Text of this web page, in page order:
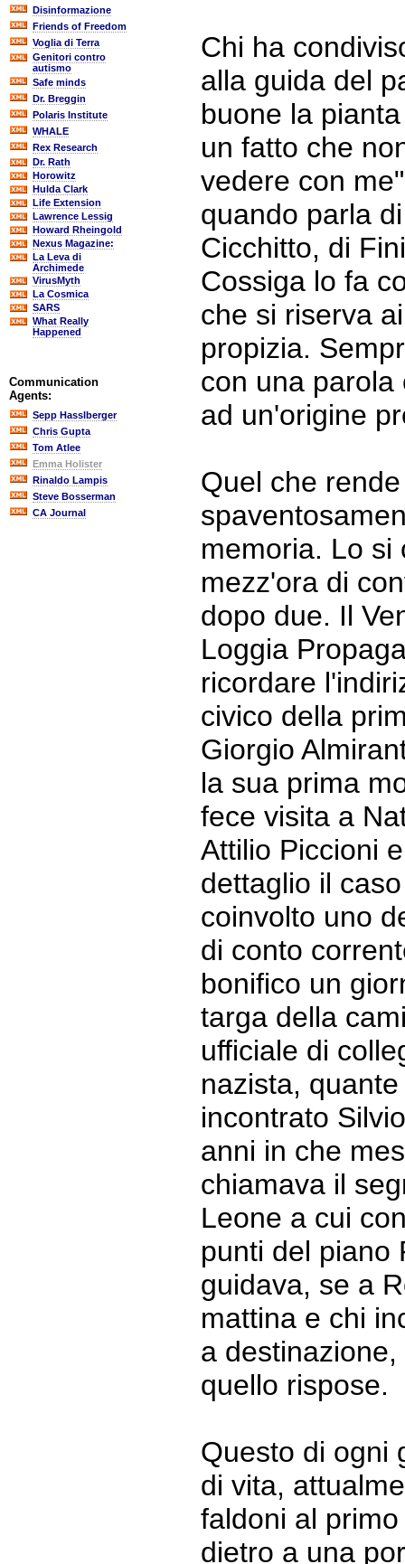
Disinformazione
Friends of Freedom
Voglia di Terra
Genitori contro
autismo
Safe minds
Dr. Breggin
Polaris Institute
WHALE
Rex Research
Dr. Rath
Horowitz
Hulda Clark
Life Extension
Lawrence Lessig
Howard Rheingold
Nexus Magazine:
La Leva di
Archimede
VirusMyth
La Cosmica
SARS
What Really
Happened
Communication
Agents:
Sepp Hasslberger
Chris Gupta
Tom Atlee
Emma Holister
Rinaldo Lampis
Steve Bosserman
CA Journal
Chi ha
alla guida del
buone la
un fatto che
vedere con
quando parla
Cicchitto, di
Cossiga lo fa
che si riserva
propizia.
con una parola
ad un'origine
Quel che
memoria. Lo si
mezz'ora di
dopo due. Il
Loggia
ricordare
civico della
Giorgio
la sua prima
fece visita a
Attilio Piccioni
dettaglio il
coinvolto uno
di conto
bonifico un
targa della
ufficiale di
nazista,
incontrato
anni in che
chiamava il
Leone a cui
punti del piano
guidava, se a
mattina e chi
a
quello rispose.
Questo di ogni
di vita,
faldoni al
dietro a una